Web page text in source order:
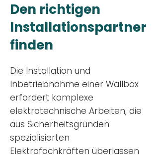
Den richtigen
Installationspartner
finden
Die Installation und
Inbetriebnahme einer Wallbox
erfordert komplexe
elektrotechnische Arbeiten, die
aus Sicherheitsgründen
spezialisierten
Elektrofachkräften überlassen